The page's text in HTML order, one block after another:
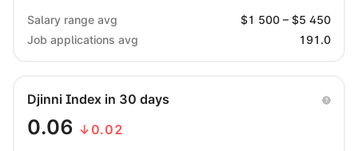
Salary range avg $1 500 – $5 450
Job applications avg
191.0
Djinni Index in 30 days
0.06 ↓0.02